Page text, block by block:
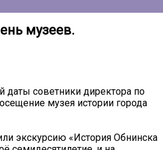
музеев.
даты советники директора по
музея истории города
экскурсию «История Обнинска